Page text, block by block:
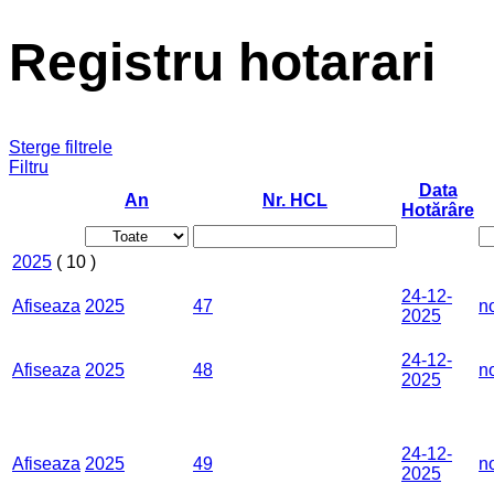
Registru hotarari
Sterge filtrele
Filtru
An
Nr. HCL
Data
Hotărâre
2025 ( 10 )
Afiseaza 2025 47
24-12-
2025
Afiseaza 2025 48
24-12-
2025
Afiseaza 2025 49
24-12-
2025